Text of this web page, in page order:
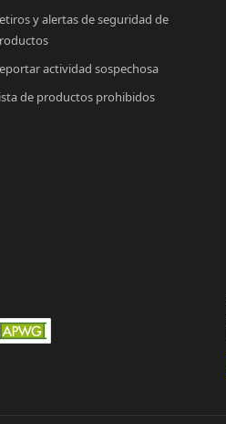
y alertas de seguridad de
actividad sospechosa
de productos prohibidos